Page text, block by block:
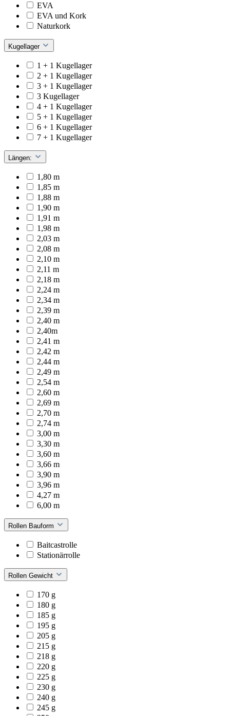
EVA
EVA und Kork
Naturkork
Kugellager
1 + 1 Kugellager
2 + 1 Kugellager
3 + 1 Kugellager
3 Kugellager
4 + 1 Kugellager
5 + 1 Kugellager
6 + 1 Kugellager
7 + 1 Kugellager
Längen:
1,80 m
1,85 m
1,88 m
1,90 m
1,91 m
1,98 m
2,03 m
2,08 m
2,10 m
2,11 m
2,18 m
2,24 m
2,34 m
2,39 m
2,40 m
2,40m
2,41 m
2,42 m
2,44 m
2,49 m
2,54 m
2,60 m
2,69 m
2,70 m
2,74 m
3,00 m
3,30 m
3,60 m
3,66 m
3,90 m
3,96 m
4,27 m
6,00 m
Rollen Bauform
Baitcastrolle
Stationärrolle
Rollen Gewicht
170 g
180 g
185 g
195 g
205 g
215 g
218 g
220 g
225 g
230 g
240 g
245 g